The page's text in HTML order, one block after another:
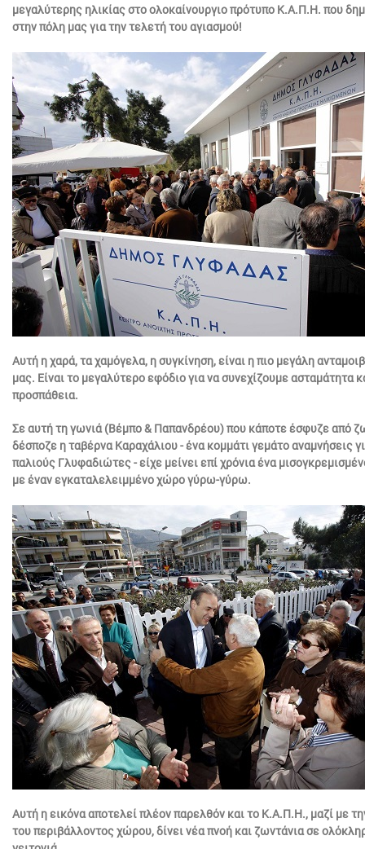
μεγαλύτερης ηλικίας στο ολοκαίνουργιο πρότυπο Κ.Α.Π.Η. που
στην πόλη μας για την τελετή του αγιασμού!
Αυτή η χαρά, τα χαμόγελα, η συγκίνηση, είναι η πιο μεγάλη
μας. Είναι το μεγαλύτερο εφόδιο για να συνεχίζουμε ασταμάτητα
προσπάθεια.
Σε αυτή τη γωνιά (Βέμπο & Παπανδρέου) που κάποτε έσφυζε από
δέσποζε η ταβέρνα Καραχάλιου - ένα κομμάτι γεμάτο αναμνήσεις
παλιούς Γλυφαδιώτες - είχε μείνει επί χρόνια ένα
με έναν εγκαταλελειμμένο χώρο γύρω-γύρω.
Αυτή η εικόνα αποτελεί πλέον παρελθόν και το Κ.Α.Π.Η., μαζί με
του περιβάλλοντος χώρου, δίνει νέα πνοή και ζωντάνια σε